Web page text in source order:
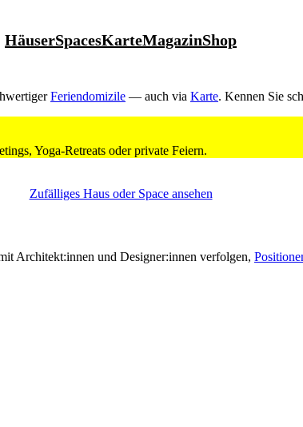
HäuserSpacesKarteMagazinShop
Feri­en­do­mizile — auch via Karte. Kennen Sie
Yoga-Retreats oder private Feiern.
Zufäl­liges Haus oder Space ansehen
Architekt:innen und Designer:innen ver­folgen,